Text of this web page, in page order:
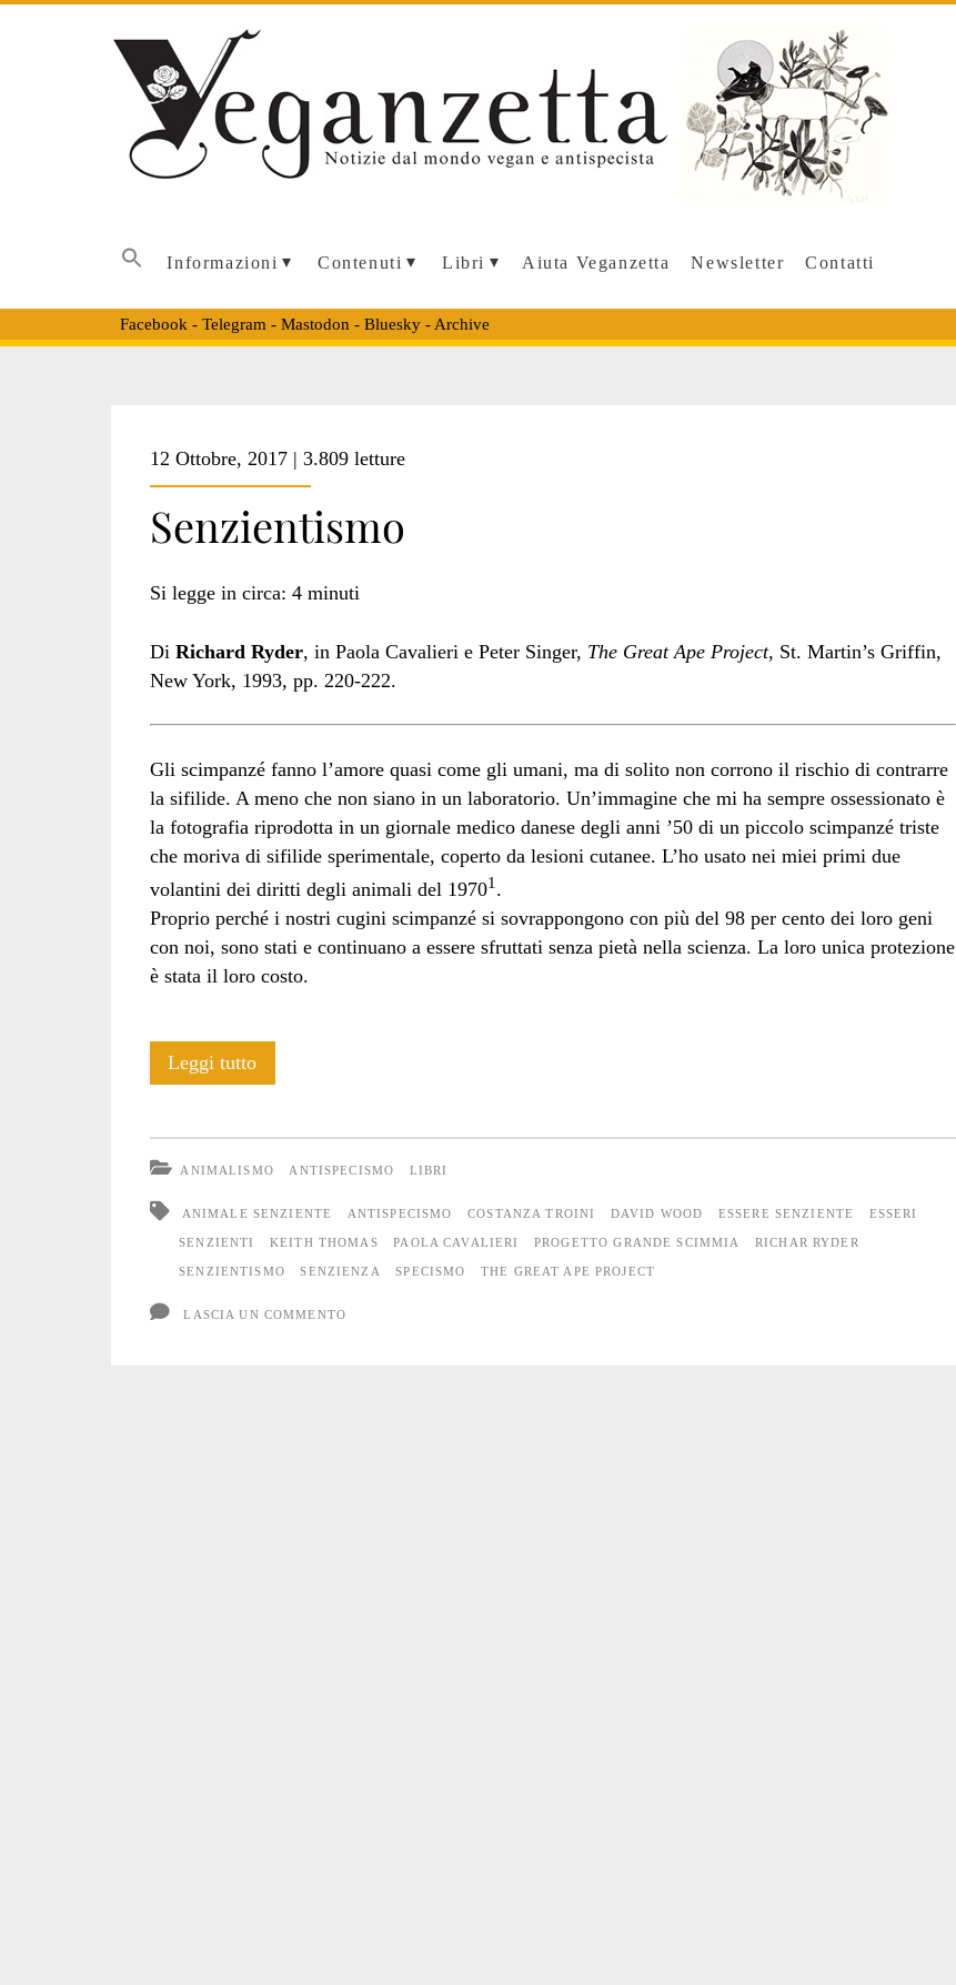
Informazioni Contenuti Libri Aiuta Veganzetta Newsletter Contatti
Facebook - Telegram - Mastodon - Bluesky- Archive
<span>the
great
ape
project</span>
12 Ottobre, 2017 | 3.809 letture
Senzientismo
Si legge in circa: 4 minuti
Di Richard Ryder, in Paola Cavalieri e Peter Singer, The Great Ape Project, St. Martin’s Griffin,
New York, 1993, pp. 220-222.
Gli scimpanzé fanno l’amore quasi come gli umani, ma di solito non corrono il rischio di contrarre
la sifilide. A meno che non siano in un laboratorio. Un’immagine che mi ha sempre ossessionato è
la fotografia riprodotta in un giornale medico danese degli anni ’50 di un piccolo scimpanzé triste
che moriva di sifilide sperimentale, coperto da lesioni cutanee. L’ho usato nei miei primi due
volantini dei diritti degli animali del 19701.
Proprio perché i nostri cugini scimpanzé si sovrappongono con più del 98 per cento dei loro geni
con noi, sono stati e continuano a essere sfruttati senza pietà nella scienza. La loro unica protezione
è stata il loro costo.
Leggi tuttoSenzientismo
ANIMALISMO ANTISPECISMO LIBRI
ANIMALE SENZIENTE ANTISPECISMO COSTANZA TROINI DAVID WOOD ESSERE SENZIENTE ESSERI
SENZIENTI KEITH THOMAS PAOLA CAVALIERI PROGETTO GRANDE SCIMMIA RICHAR RYDER
SENZIENTISMO SENZIENZA SPECISMO THE GREAT APE PROJECT
LASCIA UN COMMENTO